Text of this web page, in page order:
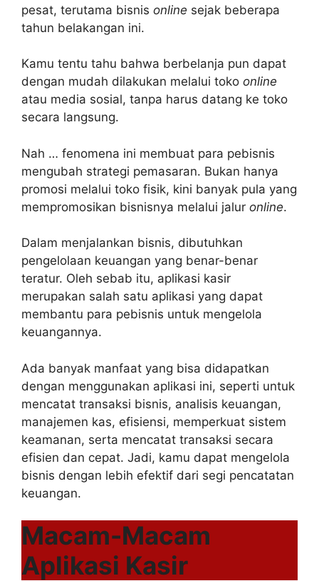
pesat, terutama bisnis online sejak beberapa
tahun belakangan ini.
Kamu tentu tahu bahwa berbelanja pun dapat
dengan mudah dilakukan melalui toko online
atau media sosial, tanpa harus datang ke toko
secara langsung.
Nah … fenomena ini membuat para pebisnis
mengubah strategi pemasaran. Bukan hanya
promosi melalui toko fisik, kini banyak pula yang
mempromosikan bisnisnya melalui jalur online.
Dalam menjalankan bisnis, dibutuhkan
pengelolaan keuangan yang benar-benar
teratur. Oleh sebab itu, aplikasi kasir
merupakan salah satu aplikasi yang dapat
membantu para pebisnis untuk mengelola
keuangannya.
Ada banyak manfaat yang bisa didapatkan
dengan menggunakan aplikasi ini, seperti untuk
mencatat transaksi bisnis, analisis keuangan,
manajemen kas, efisiensi, memperkuat sistem
keamanan, serta mencatat transaksi secara
efisien dan cepat. Jadi, kamu dapat mengelola
bisnis dengan lebih efektif dari segi pencatatan
keuangan.
Macam-Macam
Aplikasi Kasir